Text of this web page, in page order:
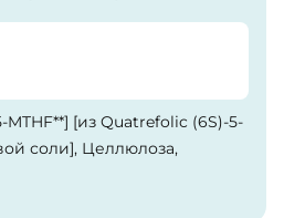
MTHF**] [из Quatrefolic (6S)-5-
соли], Целлюлоза,